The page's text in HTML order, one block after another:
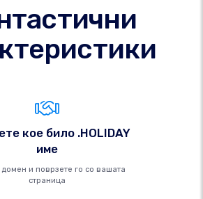
кое било .HOLIDAY
име
домен и поврзете го со вашата
страница